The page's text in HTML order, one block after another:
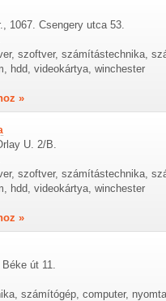
1067. Csengery utca 53.
szoftver, számítástechnika,
hdd, videokártya, winchester
»
U. 2/B.
szoftver, számítástechnika,
hdd, videokártya, winchester
»
út 11.
számítógép, computer,